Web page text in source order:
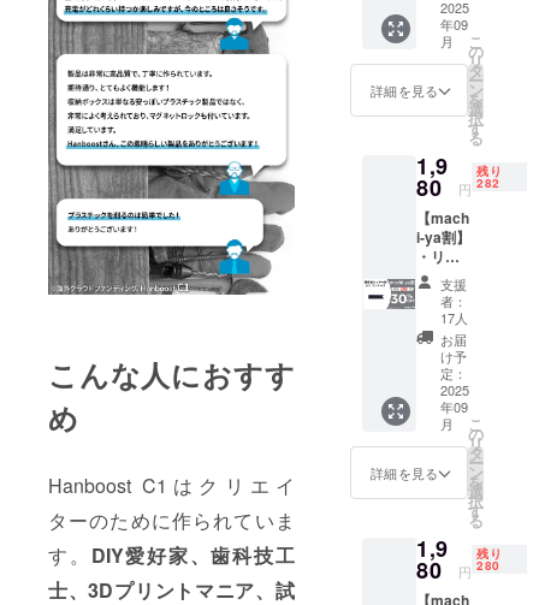
こんな人におすす
め
Hanboost C1はクリエイ
ターのために作られていま
す。 DIY愛好家、歯科技工
士、3Dプリントマニア、試
からオ
ンライ
プなど
にて一
定で
す。
がる可
能性も
ござい
ます。
類似商
があり
ます。
ご了承
頂いた
上でご
支援頂
けます
様お願
い致し
ます。
2025年
10月頃
からオ
ンライ
プなど
にて一
定で
す。
上の都
合等に
より出
荷時期
が遅れ
※皆様の
支援に
産効率
が向上
した場
合、正
規販売
価格が
販売予
定価格
より下
がる可
能性も
ござい
ます。
類似商
があり
ます。
ご了承
販売予
定価
格：
2,840円
※リター
ンはす
料込み
の金額
になり
ます。
※ご注文
状況、
使用部
材の供
給状
況、製
造工程
上の都
合等に
より出
荷時期
が遅れ
る場合
支援に
より量
2025
年09
月
詳細を見る
こ
の
リ
タ
ー
ン
を
選
択
す
る
1,9
80 円
残り
282
【mach
i-ya割】
・リ
ターン
内容：
超音波
カッ
ター用
シリコ
ンケー
ス ×１
セット
・一般
販売予
定価
※リター
ンはす
べて
支援
者：
17人
お届
け予
定：
2025
年09
月
詳細を見る
こ
の
リ
タ
ー
ン
を
選
択
す
る
1,9
80 円
残り
280
【mach